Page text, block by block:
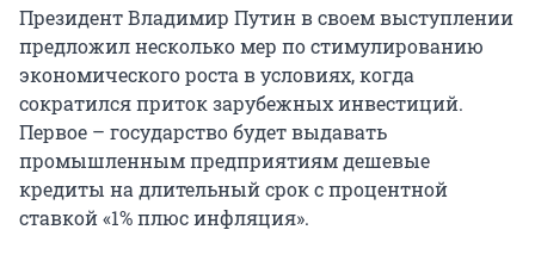
Президент Владимир Путин в своем выступлении
предложил несколько мер по стимулированию
экономического роста в условиях, когда
сократился приток зарубежных инвестиций.
Первое – государство будет выдавать
промышленным предприятиям дешевые
кредиты на длительный срок с процентной
ставкой «1% плюс инфляция».